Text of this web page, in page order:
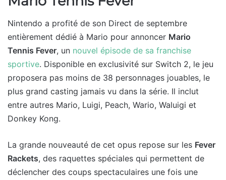
Nintendo a profité de son Direct de septembre
entièrement dédié à Mario pour annoncer Mario
Tennis Fever, un nouvel épisode de sa franchise
sportive. Disponible en exclusivité sur Switch 2, le jeu
proposera pas moins de 38 personnages jouables, le
plus grand casting jamais vu dans la série. Il inclut
entre autres Mario, Luigi, Peach, Wario, Waluigi et
Donkey Kong.
La grande nouveauté de cet opus repose sur les Fever
Rackets, des raquettes spéciales qui permettent de
déclencher des coups spectaculaires une fois une